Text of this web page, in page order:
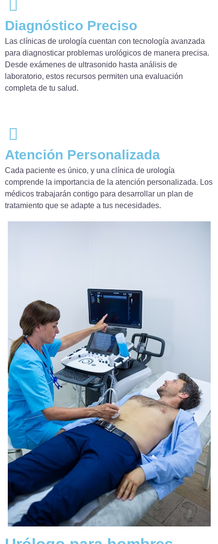
Diagnóstico Preciso
Las clínicas de urología cuentan con tecnología avanzada
para diagnosticar problemas urológicos de manera precisa.
Desde exámenes de ultrasonido hasta análisis de
laboratorio, estos recursos permiten una evaluación
completa de tu salud.
Atención Personalizada
Cada paciente es único, y una clínica de urología
comprende la importancia de la atención personalizada. Los
médicos trabajarán contigo para desarrollar un plan de
tratamiento que se adapte a tus necesidades.